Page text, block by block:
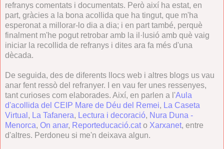
refranys comentats i documentats. Però així ha estat, en
part, gràcies a la bona acollida que ha tingut, que m'ha
esperonat a millorar-lo dia a dia; i en part també, perquè
finalment m'he pogut retrobar amb la il·lusió amb què vaig
iniciar la recollida de refranys i dites ara fa més d'una
dècada.
De seguida, des de diferents llocs web i altres blogs us vau
anar fent ressò del refranyer. I en vau fer unes ressenyes,
tant curioses com elaborades. Així, en parlen a l'Aula
d'acollida del CEIP Mare de Déu del Remei, La Caseta
Virtual , La Tafanera, Lectura i decoració, Nura Duna -
Menorca, On anar, Reporteducació.cato Xarxanet, entre
d'altres. Perdoneu si me'n deixava algun.